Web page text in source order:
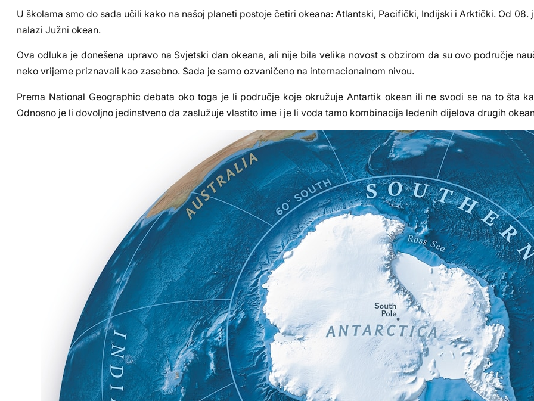
U školama smo do sada učili kako na našoj planeti postoje četiri okeana: Atlantski, Pacifički, Indijski i Arktički. Od 08.
nalazi Južni okean.
Ova odluka je donešena upravo na Svjetski dan okeana, ali nije bila velika novost s obzirom da su ovo područje
neko vrijeme priznavali kao zasebno. Sada je samo ozvaničeno na internacionalnom nivou.
Prema National Geographic debata oko toga je li područje koje okružuje Antartik okean ili ne svodi se na to šta
Odnosno je li dovoljno jedinstveno da zaslužuje vlastito ime i je li voda tamo kombinacija ledenih dijelova drugih